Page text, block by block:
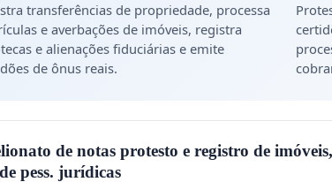
transferências de propriedade, processa
e averbações de imóveis, registra
e alienações fiduciárias e emite
de ônus reais.
de notas protesto e registro de
pess. jurídicas